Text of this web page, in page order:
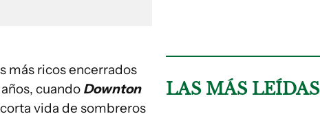
más ricos encerrados
cuando Downton
vida de sombreros
LAS MÁS LEÍDAS